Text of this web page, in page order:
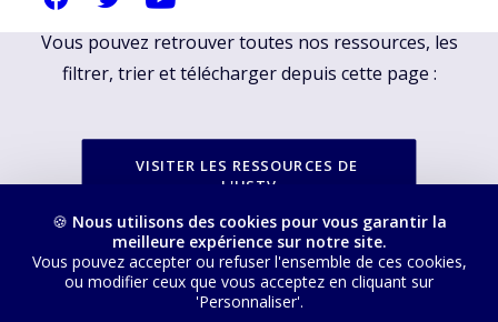
Vous pouvez retrouver toutes nos ressources, les
filtrer, trier et télécharger depuis cette page :
VISITER LES RESSOURCES DE
L'USTV
🍪 Nous utilisons des cookies pour vous garantir la
meilleure expérience sur notre site.
Vous pouvez accepter ou refuser l'ensemble de ces cookies,
ou modifier ceux que vous acceptez en cliquant sur
'Personnaliser'.